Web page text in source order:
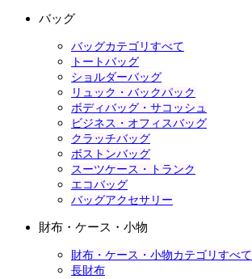
バッグ
バッグカテゴリすべて
トートバッグ
ショルダーバッグ
リュック・バックパック
ボディバッグ・サコッシュ
ビジネス・オフィスバッグ
クラッチバッグ
ボストンバッグ
スーツケース・トランク
エコバッグ
バッグアクセサリー
財布・ケース・小物
財布・ケース・小物カテゴリすべて
長財布